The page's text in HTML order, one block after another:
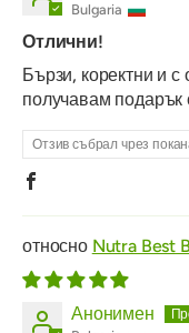
Bulgaria
Отлични!
Бързи, коректни и с
получавам подарък
Отзив събрал чрез
Nutra Best
Анонимен